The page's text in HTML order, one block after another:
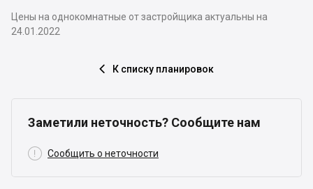
Цены на однокомнатные от застройщика актуальны на
24.01.2022
 К списку планировок
Заметили неточность? Сообщите нам
 Сообщить о неточности